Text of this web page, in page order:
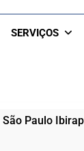
SERVIÇOS
Paulo